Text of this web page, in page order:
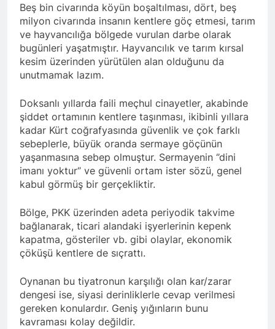
açıklamayı kamuoyu ile
paylaşmayı kararlaştırdı.
BAŞTA KÜRT HALKI OLMAK
ÜZERE HERKESİN, MEŞRU
HAKLARININ TESLİM
EDİLDİĞİ ADİL BİR DÜZEN
BAYRAMINIZI
KUTLUYORUZ!
1 Yıl Ago
HAK-PAR, PDK-BAKUR, PSK,
Halepçe Soykırımının
Yaraları, Ulusal Birlik ve
Kürdistan’ın Özgürlüğüyle
Sarılabilir
Ahmed el Şara ve Mazlum
Abdi’nin imzaladığı
anlaşma, Kürtlerin kolektif
haklarını içermiyor.
1 Yıl Ago
HAK-PAR Adana İl Kadın
Komisyonu 8 Mart Dünya
Kadınlar gününü kutladı
1 Yıl Ago
HAK-PAR Fransa Konferansı
Düzgün KAPLAN; ‘PKK’ nin
feshi en başta Kürt halkının
yararına olacaktır.’
1 Yıl Ago
BASINA VE KAMUOYUNA
Eşitlik ve özgürlük
mücadelesi veren tüm
Bugün 8 Mart Dünya
kadınlar günü.
1 Yıl Ago
ve PWK DEN YEREL İŞ
BİRLİĞİ
1 Yıl Ago
HAK-PAR Hewler temsilcisi
Mehmet Şirin Timur; HAK-
Beş bin civarında köyün boşaltılması, dört, beş
milyon civarında insanın kentlere göç etmesi, tarım
ve hayvancılığa bölgede vurulan darbe olarak
bugünleri yaşatmıştır. Hayvancılık ve tarım kırsal
kesim üzerinden yürütülen alan olduğunu da
unutmamak lazım.
Doksanlı yıllarda faili meçhul cinayetler, akabinde
şiddet ortamının kentlere taşınması, ikibinli yıllara
kadar Kürt coğrafyasında güvenlik ve çok farklı
sebeplerle, büyük oranda sermaye göçünün
yaşanmasına sebep olmuştur. Sermayenin ‘’dini
imanı yoktur‘’ ve güvenli ortam ister sözü, genel
kabul görmüş bir gerçekliktir.
Bölge, PKK üzerinden adeta periyodik takvime
bağlanarak, ticari alandaki işyerlerinin kepenk
kapatma, gösteriler vb. gibi olaylar, ekonomik
çöküşü kentlere de sıçrattı.
Oynanan bu tiyatronun karşılığı olan kar/zarar
dengesi ise, siyasi derinliklerle cevap verilmesi
gereken konulardır. Geniş yığınların bunu
kavraması kolay değildir.